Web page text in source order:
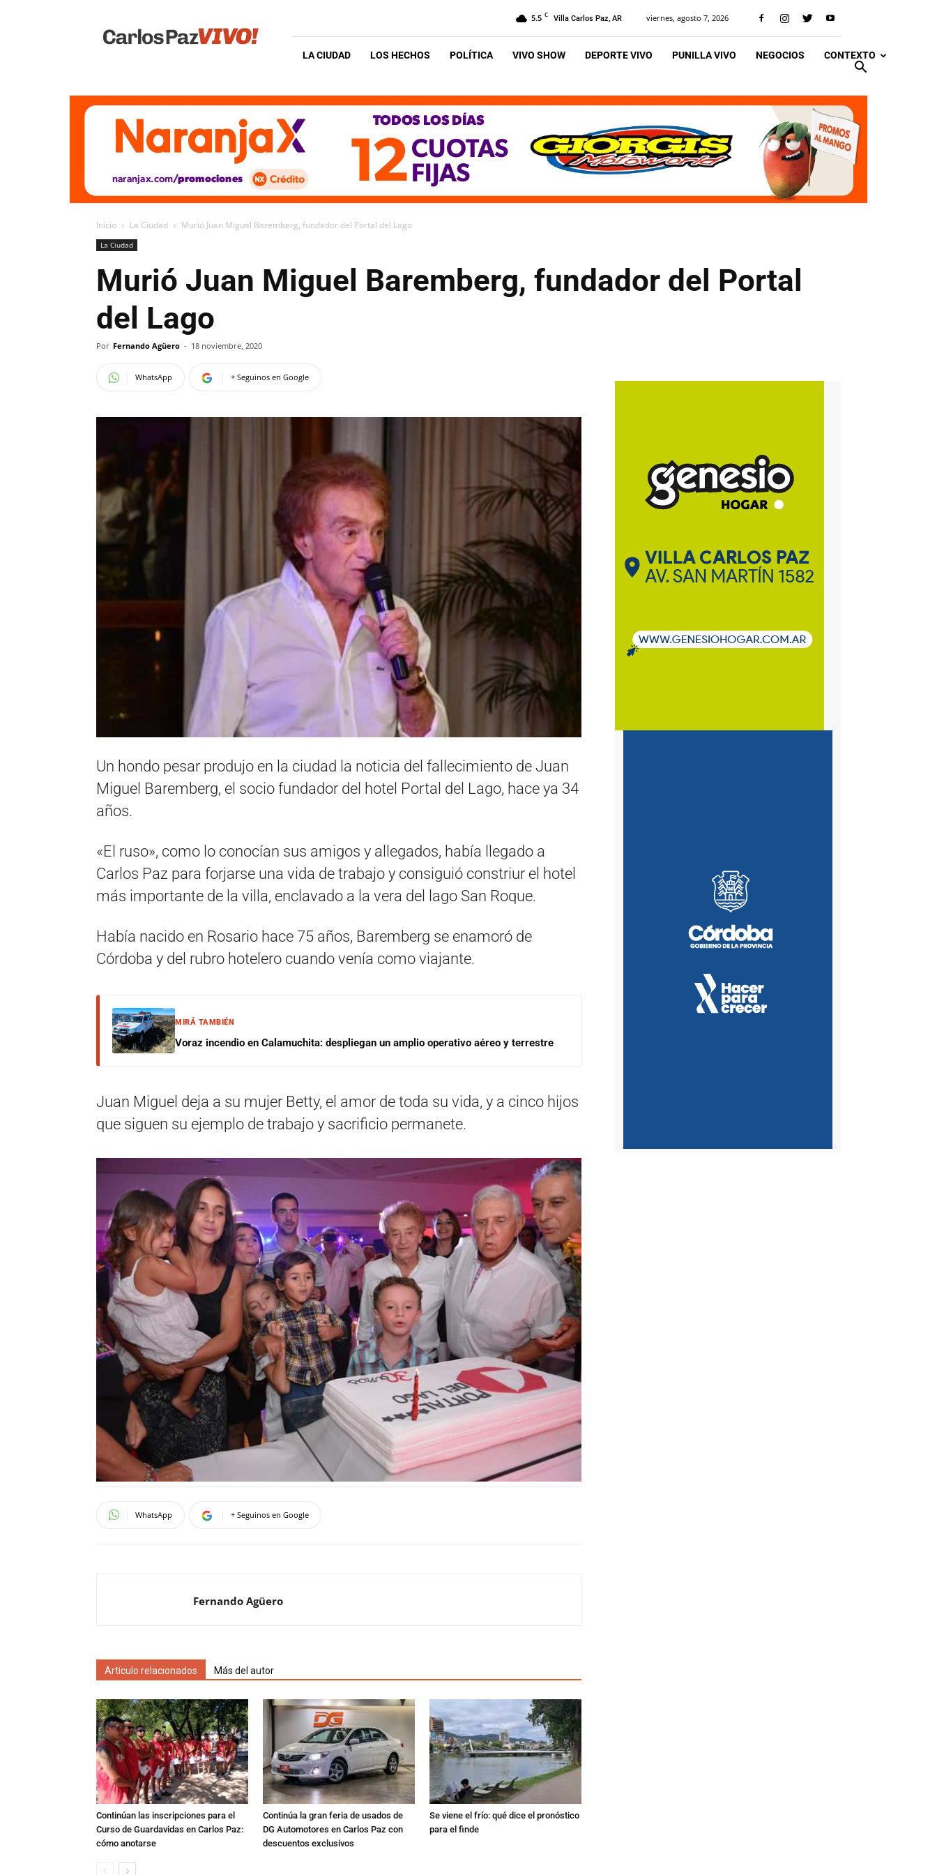
Vivo
5.5 C Villa Carlos Paz, AR viernes, agosto 7, 2026
LA CIUDAD LOS HECHOS POLÍTICA VIVO SHOW DEPORTE VIVO PUNILLA VIVO NEGOCIOS CONTEXTO
Inicio La Ciudad Murió Juan Miguel Baremberg, fundador del Portal del Lago
La Ciudad
Murió Juan Miguel Baremberg, fundador del Portal
del Lago
Por Fernando Agüero - 18 noviembre, 2020
WhatsApp + Seguinos en Google
Un hondo pesar produjo en la ciudad la noticia del fallecimiento de Juan
Miguel Baremberg, el socio fundador del hotel Portal del Lago, hace ya 34
años.
«El ruso», como lo conocían sus amigos y allegados, había llegado a
Carlos Paz para forjarse una vida de trabajo y consiguió constriur el hotel
más importante de la villa, enclavado a la vera del lago San Roque.
Había nacido en Rosario hace 75 años, Baremberg se enamoró de
Córdoba y del rubro hotelero cuando venía como viajante.
MIRÁ TAMBIÉN
Voraz incendio en Calamuchita: despliegan un amplio operativo aéreo y terrestre
Juan Miguel deja a su mujer Betty, el amor de toda su vida, y a cinco hijos
que siguen su ejemplo de trabajo y sacrificio permanete.
WhatsApp + Seguinos en Google
Fernando Agüero
Artículo relacionados Más del autor
Continúan las inscripciones para el
Curso de Guardavidas en Carlos Paz:
cómo anotarse
Continúa la gran feria de usados de
DG Automotores en Carlos Paz con
descuentos exclusivos
Se viene el frío: qué dice el pronóstico
para el finde